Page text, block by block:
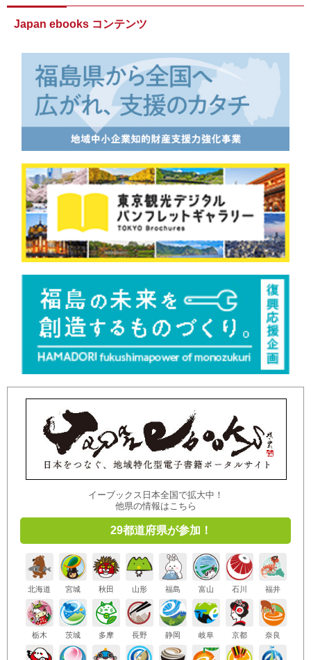
Japan ebooks コンテンツ
イーブックス日本全国で拡大中！
他県の情報はこちら
29都道府県が参加！
北海道 宮城 秋田 山形 福島 富山 石川 福井
栃木 茨城 多摩 長野 静岡 岐阜 京都 奈良